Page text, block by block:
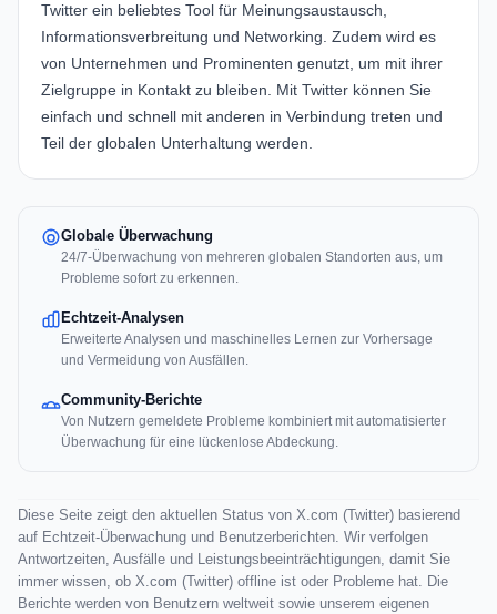
Twitter ein beliebtes Tool für Meinungsaustausch,
Informationsverbreitung und Networking. Zudem wird es
von Unternehmen und Prominenten genutzt, um mit ihrer
Zielgruppe in Kontakt zu bleiben. Mit Twitter können Sie
einfach und schnell mit anderen in Verbindung treten und
Teil der globalen Unterhaltung werden.
Globale Überwachung
24/7-Überwachung von mehreren globalen Standorten aus, um
Probleme sofort zu erkennen.
Echtzeit-Analysen
Erweiterte Analysen und maschinelles Lernen zur Vorhersage
und Vermeidung von Ausfällen.
Community-Berichte
Von Nutzern gemeldete Probleme kombiniert mit automatisierter
Überwachung für eine lückenlose Abdeckung.
Diese Seite zeigt den aktuellen Status von X.com (Twitter) basierend
auf Echtzeit-Überwachung und Benutzerberichten. Wir verfolgen
Antwortzeiten, Ausfälle und Leistungsbeeinträchtigungen, damit Sie
immer wissen, ob X.com (Twitter) offline ist oder Probleme hat. Die
Berichte werden von Benutzern weltweit sowie unserem eigenen